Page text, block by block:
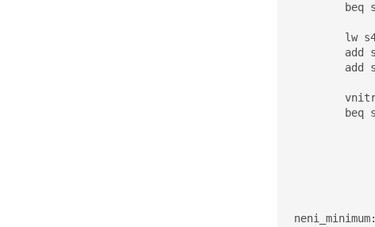
neni_minimum: